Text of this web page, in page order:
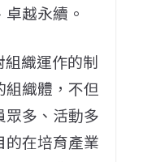
越永續。
織運作的制
織體，不但
眾多、活動多
的在培育產業